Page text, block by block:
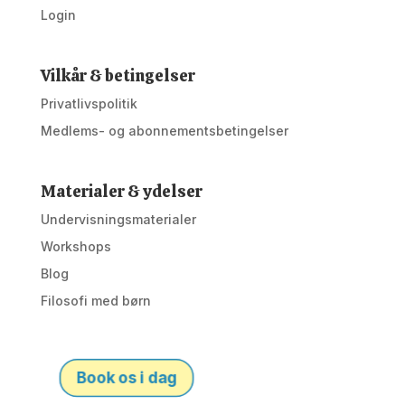
Login
Vilkår & betingelser
Privatlivspolitik
Medlems- og abonnementsbetingelser
Materialer & ydelser
Undervisningsmaterialer
Workshops
Blog
Filosofi med børn
Book os i dag